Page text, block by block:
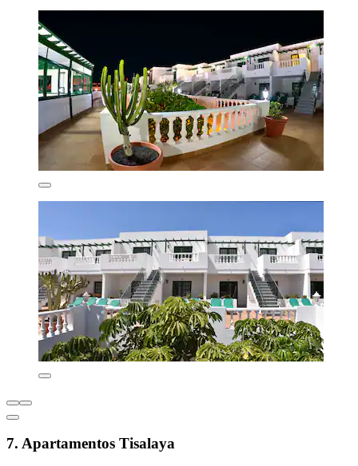
7. Apartamentos Tisalaya